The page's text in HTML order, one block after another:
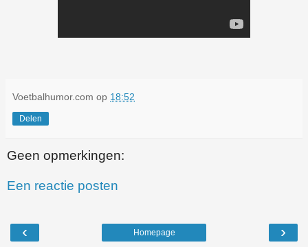
Voetbalhumor.com op 18:52
Delen
Geen opmerkingen:
Een reactie posten
‹ ›
Homepage